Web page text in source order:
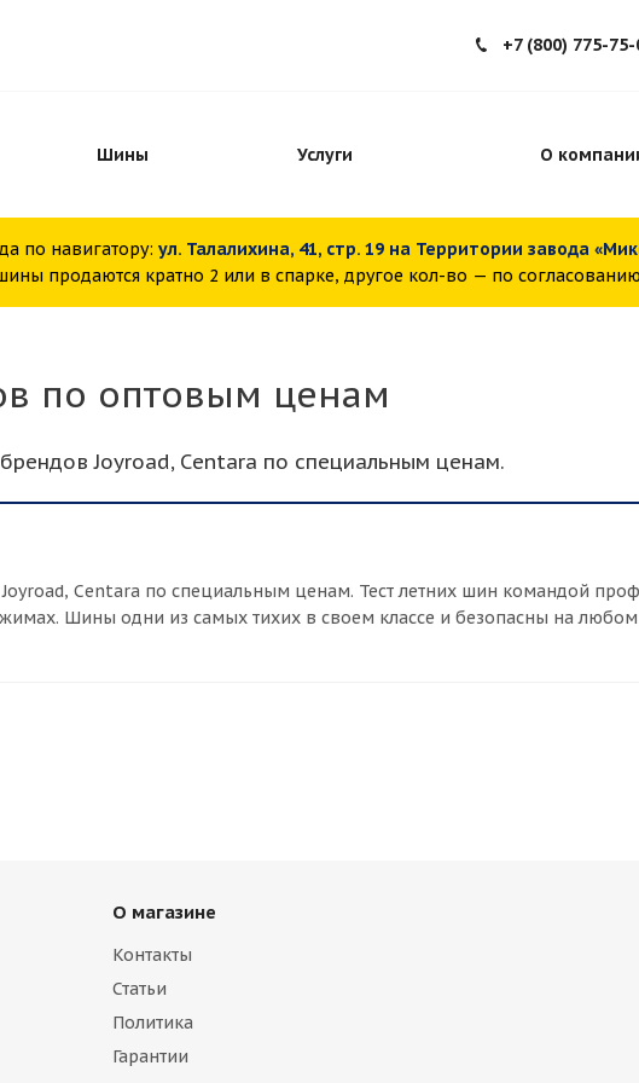
+7 (800) 775-75-
Шины Услуги О
по навигатору: ул. Талалихина, 41, стр. 19 на Территории завода
продаются кратно 2 или в спарке, другое кол-во — по
по оптовым ценам
Jоyroad, Сentara по специальным ценам.
Сentara по специальным ценам. Тест летних шин командой
Шины одни из самых тихих в своем классе и безопасны на
О магазине
Контакты
Статьи
Политика
Гарантии